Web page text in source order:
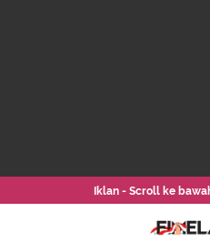
Iklan - Scroll ke